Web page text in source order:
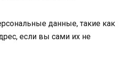
данные, такие как
если вы сами их не